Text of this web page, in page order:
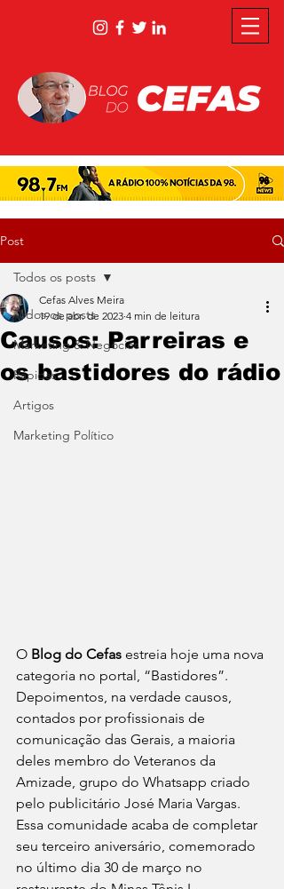
Post
Todos os posts
Marketing & Negócios
Rápidas
Artigos
Marketing Político
Todos os posts
Causos: Parreiras e
os bastidores do rádio
Cefas Alves Meira
19 de abr. de 2023 4 min de leitura
O Blog do Cefas estreia hoje uma nova
categoria no portal, “Bastidores”.
Depoimentos, na verdade causos,
contados por profissionais de
comunicação das Gerais, a maioria
deles membro do Veteranos da
Amizade, grupo do Whatsapp criado
pelo publicitário José Maria Vargas.
Essa comunidade acaba de completar
seu terceiro aniversário, comemorado
no último dia 30 de março no